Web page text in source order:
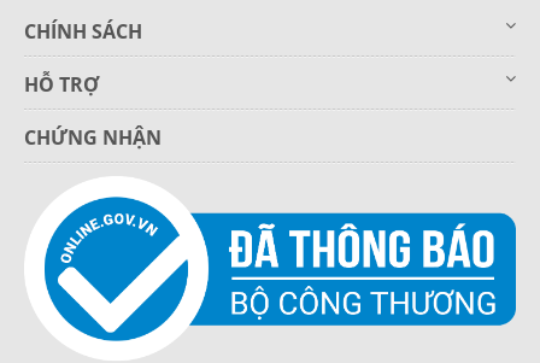
CHÍNH SÁCH
HỖ TRỢ
CHỨNG NHẬN